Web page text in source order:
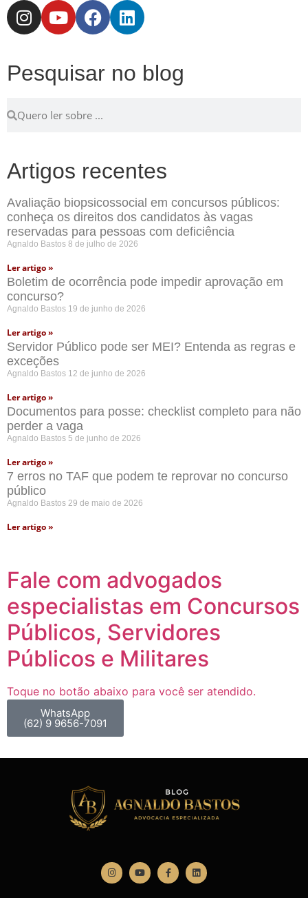
Pesquisar no blog
Artigos recentes
Avaliação biopsicossocial em concursos públicos:
conheça os direitos dos candidatos às vagas
reservadas para pessoas com deficiência
Agnaldo Bastos 8 de julho de 2026
Ler artigo »
Boletim de ocorrência pode impedir aprovação em
concurso?
Agnaldo Bastos 19 de junho de 2026
Ler artigo »
Servidor Público pode ser MEI? Entenda as regras e
exceções
Agnaldo Bastos 12 de junho de 2026
Ler artigo »
Documentos para posse: checklist completo para não
perder a vaga
Agnaldo Bastos 5 de junho de 2026
Ler artigo »
7 erros no TAF que podem te reprovar no concurso
público
Agnaldo Bastos 29 de maio de 2026
Ler artigo »
Fale com advogados
especialistas em Concursos
Públicos, Servidores
Públicos e Militares
Toque no botão abaixo para você ser atendido.
WhatsApp
(62) 9 9656-7091